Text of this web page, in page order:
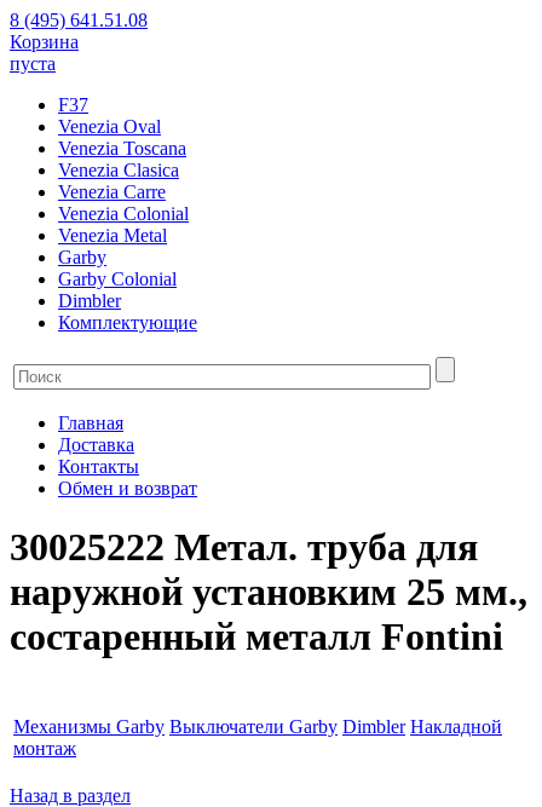
8 (495) 641.51.08
Корзина
пуста
F37
Venezia Oval
Venezia Toscana
Venezia Clasica
Venezia Carre
Venezia Colonial
Venezia Metal
Garby
Garby Colonial
Dimbler
Комплектующие
Главная
Доставка
Контакты
Обмен и возврат
30025222 Метал. труба для
наружной установким 25 мм.,
состаренный металл Fontini
Механизмы Garby Выключатели Garby Dimbler Накладной
монтаж
Назад в раздел